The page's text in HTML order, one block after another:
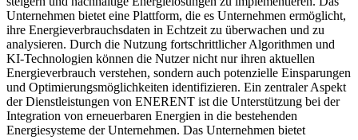
Unternehmen bietet eine Plattform, die es Unternehmen ermöglicht,
ihre Energieverbrauchsdaten in Echtzeit zu überwachen und zu
analysieren. Durch die Nutzung fortschrittlicher Algorithmen und
KI-Technologien können die Nutzer nicht nur ihren aktuellen
Energieverbrauch verstehen, sondern auch potenzielle Einsparungen
und Optimierungsmöglichkeiten identifizieren. Ein zentraler Aspekt
der Dienstleistungen von ENERENT ist die Unterstützung bei der
Integration von erneuerbaren Energien in die bestehenden
Energiesysteme der Unternehmen. Das Unternehmen bietet